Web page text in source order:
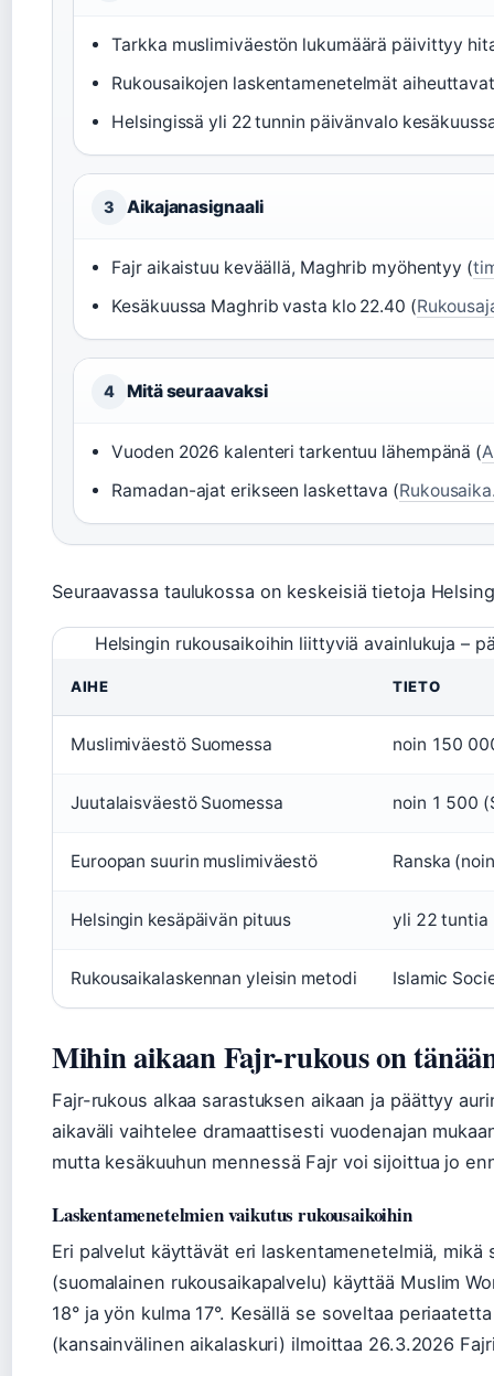
Tarkka muslimiväestön lukumäärä päivittyy
Rukousaikojen laskentamenetelmät
Helsingissä yli 22 tunnin päivänvalo
3 Aikajanasignaali
Fajr aikaistuu keväällä, Maghrib myöhentyy (
Kesäkuussa Maghrib vasta klo 22.40 (
4 Mitä seuraavaksi
Vuoden 2026 kalenteri tarkentuu lähempänä (
Ramadan-ajat erikseen laskettava (
Seuraavassa taulukossa on keskeisiä tietoja
Helsingin rukousaikoihin liittyviä avainlukuja –
AIHE TIETO
Muslimiväestö Suomessa noin 150
Juutalaisväestö Suomessa noin 1 500
Euroopan suurin muslimiväestö Ranska
Helsingin kesäpäivän pituus yli 22 tuntia
Rukousaikalaskennan yleisin metodi Islamic
Mihin aikaan Fajr-rukous on
Fajr-rukous alkaa sarastuksen aikaan ja päättyy
aikaväli vaihtelee dramaattisesti vuodenajan
mutta kesäkuuhun mennessä Fajr voi sijoittua jo
Laskentamenetelmien vaikutus rukousaikoihin
Eri palvelut käyttävät eri laskentamenetelmiä, mikä
(suomalainen rukousaikapalvelu) käyttää Muslim
18° ja yön kulma 17°. Kesällä se soveltaa
(kansainvälinen aikalaskuri) ilmoittaa 26.3.2026